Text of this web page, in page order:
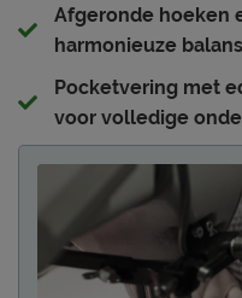
Afgeronde hoeken
harmonieuze balans
Pocketvering met
voor volledige